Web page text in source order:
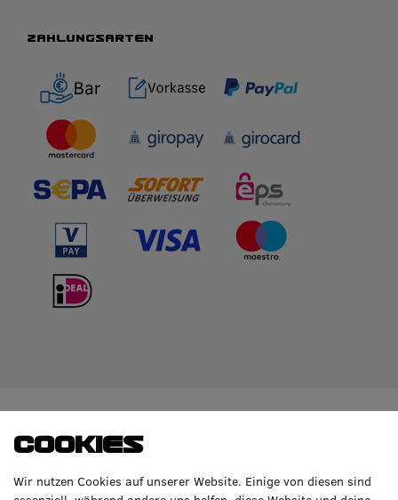
ZAHLUNGSARTEN
GERNE!
Heinrich-Hasemeier-Straße 36
BMW
Cookies
Wir nutzen Cookies auf unserer Website. Einige von diesen sind